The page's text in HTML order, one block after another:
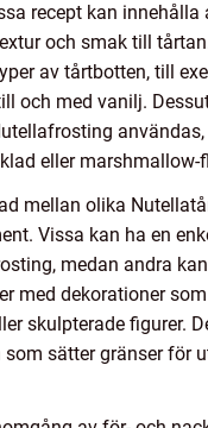
recept kan
och smak till
av tårtbotten, till
och med vanilj.
eller marshmallow-
mellan olika
Vissa kan ha en
medan andra
med dekorationer
skulpterade figurer.
sätter gränser för